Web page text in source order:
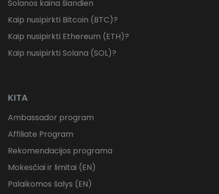
Solanos kaina šiandien
Kaip nusipirkti Bitcoin (BTC)?
Kaip nusipirkti Ethereum (ETH)?
Kaip nusipirkti Solana (SOL)?
KITA
Ambassador program
Affiliate Program
Rekomendacijos programa
Mokesčiai ir limitai (EN)
Palaikomos šalys (EN)